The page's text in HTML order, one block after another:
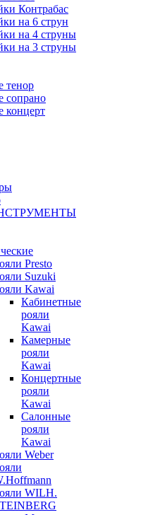
Контрабас
на 6 струн
на 4 струны
на 3 струны
тенор
сопрано
концерт
Presto
Suzuki
Kawai
Кабинетные
рояли
Kawai
Камерные
рояли
Kawai
Концертные
рояли
Kawai
Салонные
рояли
Kawai
Weber
WILH.